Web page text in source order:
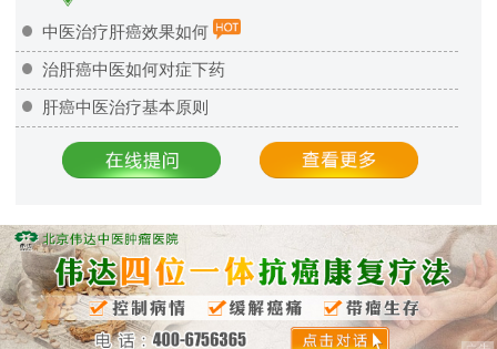
中医治疗肝癌效果如何
治肝癌中医如何对症下药
肝癌中医治疗基本原则